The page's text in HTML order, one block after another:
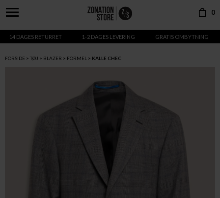
0
14 DAGES RETURRET 1-2 DAGES LEVERING GRATIS OMBYTNING
FORSIDE TØJ BLAZER FORMEL KALLE CHEC